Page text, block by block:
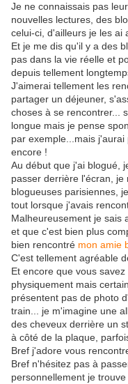
Je ne connaissais pas
nouvelles lectures, des
celui-ci, d'ailleurs je les ai
Et je me dis qu'il y a des
pas dans la vie réelle et
depuis tellement
J'aimerai tellement les
partager un déjeuner,
choses à se rencontrer...
longue mais je pense
par exemple...mais j'aurai
encore !
Au début que j'ai blogué,
passer derrière l'écran,
blogueuses parisiennes,
tout lorsque j'avais
Malheureusement je sais
et que c'est bien plus
bien rencontré mon amie
C'est tellement agréable
Et encore que vous
physiquement mais
présentent pas de photo
train... je m'imagine une
des cheveux derrière un
à côté de la plaque,
Bref j'adore vous
Bref n'hésitez pas à
personnellement je